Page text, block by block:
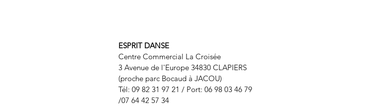
ESPRIT DANSE
Centre Commercial La Croisée
3 Avenue de l'Europe 34830 CLAPIERS
(proche parc Bocaud à JACOU)
Tél: 09 82 31 97 21 / Port: 06 98 03 46 79
/07 64 42 57 34